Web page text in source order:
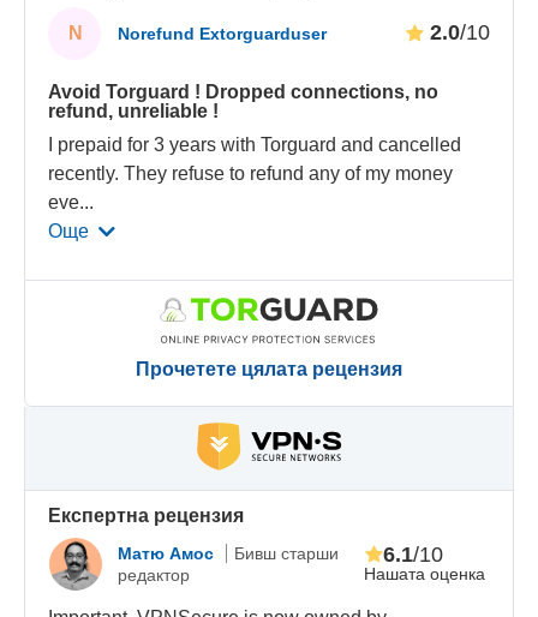
N Norefund Extorguarduser 2.0/10
Avoid Torguard ! Dropped connections, no
refund, unreliable !
I prepaid for 3 years with Torguard and cancelled
recently. They refuse to refund any of my money
eve...
Още
Прочетете цялата рецензия
Eкспертна рецензия
Матю Амос
Бивш старши
редактор
Нашата оценка
6.1/10